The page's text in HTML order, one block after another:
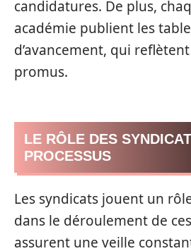
candidatures. De plus,
académie publient les
d’avancement, qui
promus.
LE RÔLE DES
PROCESSUS
Les syndicats jouent un
dans le déroulement de
assurent une veille